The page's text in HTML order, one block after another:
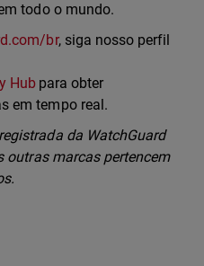
todo o mundo.
br, siga nosso perfil
Hub para obter
em tempo real.
da WatchGuard
outras marcas pertencem